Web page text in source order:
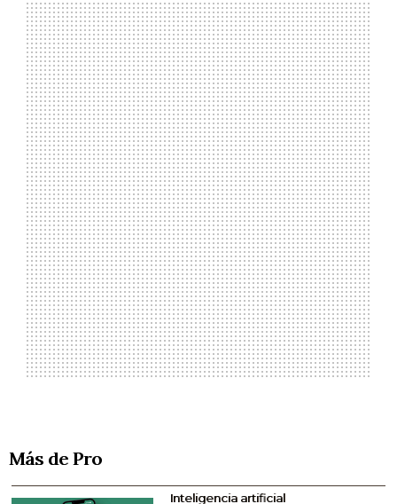
Más de Pro
Inteligencia artificial